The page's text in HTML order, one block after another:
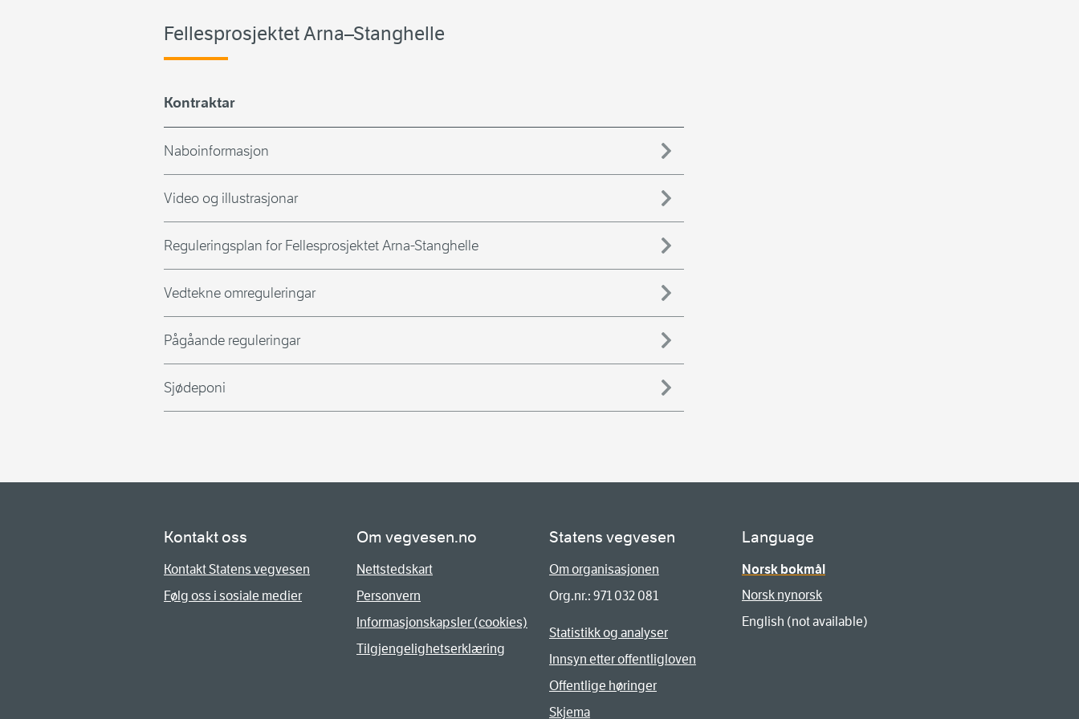
Fellesprosjektet Arna–Stanghelle
Kontraktar
Naboinformasjon
Video og illustrasjonar
Reguleringsplan for Fellesprosjektet Arna-Stanghelle
Vedtekne omreguleringar
Pågåande reguleringar
Sjødeponi
Kontakt oss
Kontakt Statens vegvesen
Følg oss i sosiale medier
Om vegvesen.no
Nettstedskart
Personvern
Informasjonskapsler (cookies)
Tilgjengelighetserklæring
Statens vegvesen
Om organisasjonen
Org.nr.: 971 032 081
Statistikk og analyser
Innsyn etter offentligloven
Offentlige høringer
Skjema
Language
Norsk bokmål
Norsk nynorsk
English (not available)